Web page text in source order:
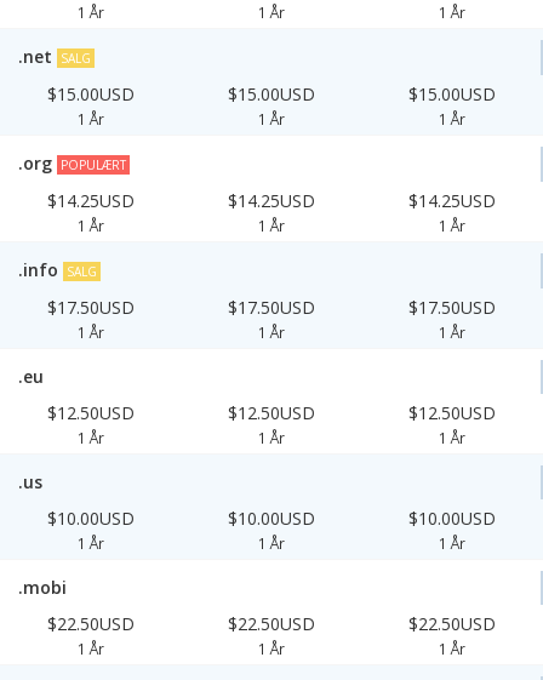
1 År 1 År 1 År
.net SALG
$15.00USD
1 År
$15.00USD
1 År
$15.00USD
1 År
.org POPULÆRT
$14.25USD
1 År
$14.25USD
1 År
$14.25USD
1 År
.info SALG
$17.50USD
1 År
$17.50USD
1 År
$17.50USD
1 År
.eu
$12.50USD
1 År
$12.50USD
1 År
$12.50USD
1 År
.us
$10.00USD
1 År
$10.00USD
1 År
$10.00USD
1 År
.mobi
$22.50USD
1 År
$22.50USD
1 År
$22.50USD
1 År